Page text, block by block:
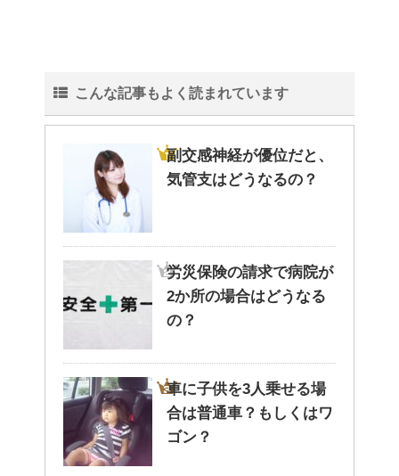
こんな記事もよく読まれています
副交感神経が優位だと、
気管支はどうなるの？
労災保険の請求で病院が
2か所の場合はどうなる
の？
車に子供を3人乗せる場
合は普通車？もしくはワ
ゴン？